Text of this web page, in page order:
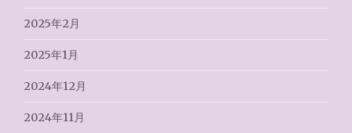
2025年2月
2025年1月
2024年12月
2024年11月